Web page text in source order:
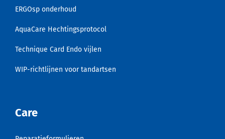
ERGOsp onderhoud
AquaCare Hechtingsprotocol
Technique Card Endo vijlen
WIP-richtlijnen voor tandartsen
Care